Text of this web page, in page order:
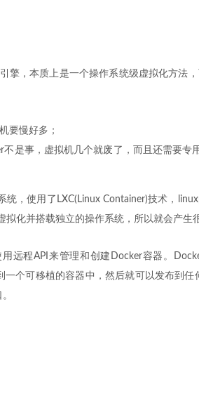
擎，本质上是一个操作系统级虚拟化方法
要慢好多；
是事，虚拟机几个就废了，而且还需要专
，使用了LXC(Linux Container)技术，
化并搭载独立的操作系统，所以就会产生
远程API来管理和创建Docker容器。
个可移植的容器中，然后就可以发布到任